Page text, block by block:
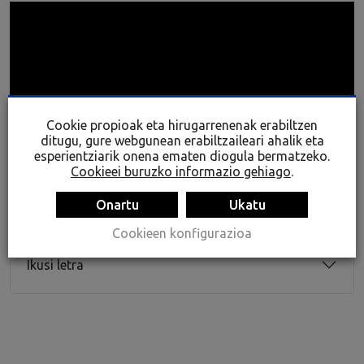
Ikusi letra
Cookie propioak eta hirugarrenenak erabiltzen
ditugu, gure webgunean erabiltzaileari ahalik eta
esperientziarik onena ematen diogula bermatzeko.
Cookieei buruzko informazio gehiago.
Onartu
Ukatu
Cookieen konfigurazioa